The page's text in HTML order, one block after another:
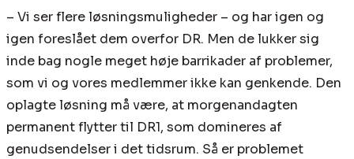
– Vi ser flere løsningsmuligheder – og har igen og
igen foreslået dem overfor DR. Men de lukker sig
inde bag nogle meget høje barrikader af problemer,
som vi og vores medlemmer ikke kan genkende. Den
oplagte løsning må være, at morgenandagten
permanent flytter til DR1, som domineres af
genudsendelser i det tidsrum. Så er problemet